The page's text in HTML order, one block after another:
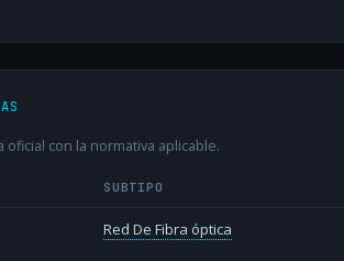
oficial con la normativa aplicable.
SUBTIPO
Red De Fibra óptica